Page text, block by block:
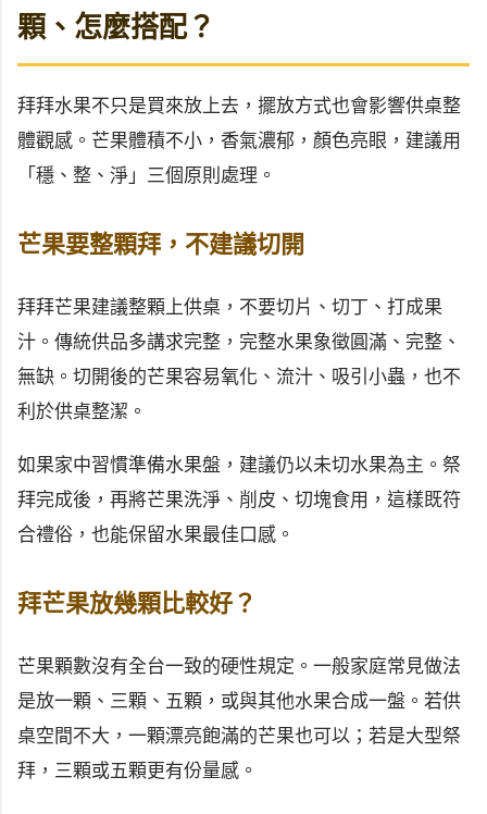
顆、怎麼搭配？
拜拜水果不只是買來放上去，擺放方式也會影響供桌整
體觀感。芒果體積不小，香氣濃郁，顏色亮眼，建議用
「穩、整、淨」三個原則處理。
芒果要整顆拜，不建議切開
拜拜芒果建議整顆上供桌，不要切片、切丁、打成果
汁。傳統供品多講求完整，完整水果象徵圓滿、完整、
無缺。切開後的芒果容易氧化、流汁、吸引小蟲，也不
利於供桌整潔。
如果家中習慣準備水果盤，建議仍以未切水果為主。祭
拜完成後，再將芒果洗淨、削皮、切塊食用，這樣既符
合禮俗，也能保留水果最佳口感。
拜芒果放幾顆比較好？
芒果顆數沒有全台一致的硬性規定。一般家庭常見做法
是放一顆、三顆、五顆，或與其他水果合成一盤。若供
桌空間不大，一顆漂亮飽滿的芒果也可以；若是大型祭
拜，三顆或五顆更有份量感。